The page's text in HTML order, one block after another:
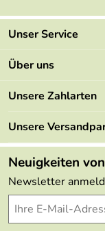
Unser Service
Kontakt
Mehrwertsteuerfrei
Retourenportal
FAQs
Lieferbedingungen
Delivery Terms
Kundenlogin
Über uns
Marken
Angebote
Made in Germany
Themen
Wir über uns
Presse
Unsere Zahlarten
Unsere
Neuigkeiten
Newsletter